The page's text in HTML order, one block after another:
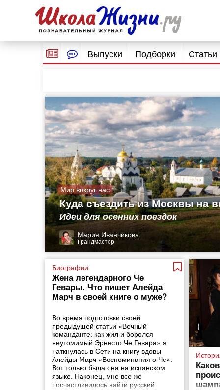
Выпуски Подборки Статьи
Мир вокруг нас
Куда съездить из Москвы на
Идеи для осенних поездок
Мария Иванчикова
Грандмастер
Биографии
Жена легендарного Че
Гевары. Что пишет Алейда
Марч в своей книге о муже?
Во время подготовки своей
предыдущей статьи «Вечный
команданте: как жил и боролся
неутомимый Эрнесто Че Гевара» я
наткнулась в Сети на книгу вдовы
Алейды Марч «Воспоминания о Че».
Вот только была она на испанском
языке. Наконец, мне все же
посчастливилось найти русский